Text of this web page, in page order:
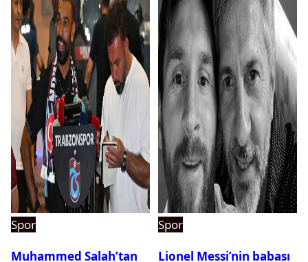
Spor
Muhammed Salah’tan
Spor
Lionel Messi’nin babası